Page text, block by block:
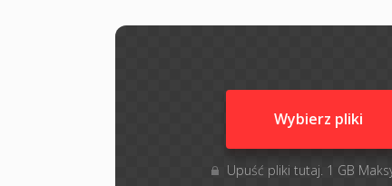
Wybierz pliki
Upuść pliki tutaj. 1 GB